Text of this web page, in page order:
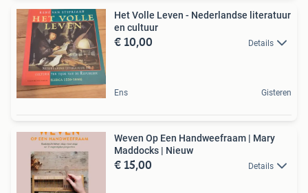
Het Volle Leven - Nederlandse literatuur
en cultuur
€ 10,00 Details
Ens Gisteren
Weven Op Een Handweefraam | Mary
Maddocks | Nieuw
€ 15,00 Details